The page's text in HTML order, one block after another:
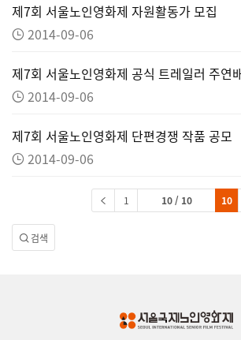
제7회 서울노인영화제 자원활동가 모집
2014-09-06
제7회 서울노인영화제 공식 트레일러 주연
2014-09-06
제7회 서울노인영화제 단편경쟁 작품 공모
2014-09-06
1 10 / 10 10
검색